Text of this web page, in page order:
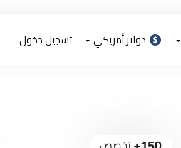
دولار أمريكي تسجيل دخول